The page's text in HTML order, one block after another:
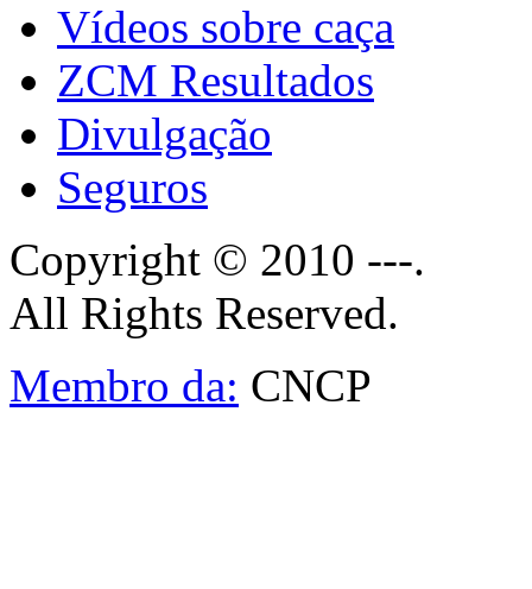
Vídeos sobre caça
ZCM Resultados
Divulgação
Seguros
Copyright © 2010 ---.
All Rights Reserved.
Membro da: CNCP